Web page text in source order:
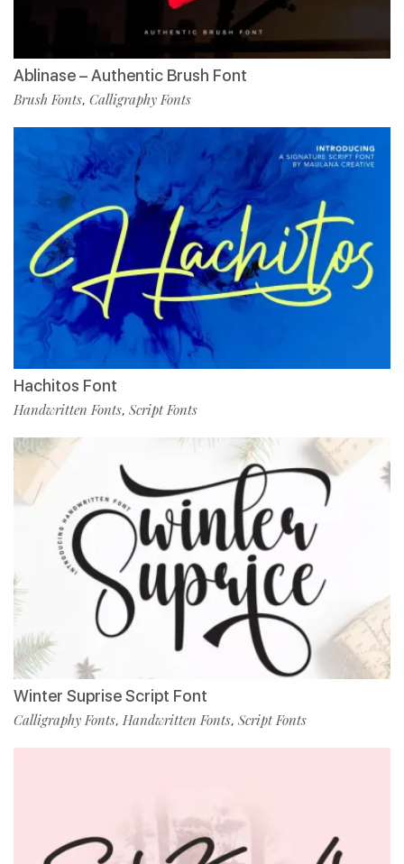
Ablinase – Authentic Brush Font
Brush Fonts, Calligraphy Fonts
Hachitos Font
Handwritten Fonts, Script Fonts
Winter Suprise Script Font
Calligraphy Fonts, Handwritten Fonts, Script Fonts